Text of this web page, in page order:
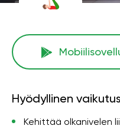
Hyödyllinen vaikutus
Kehittää olkanivelen